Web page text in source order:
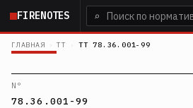
Перейти
основному
FIRENOTES ⌕
ГЛАВНАЯ › ТТ › ТТ 78.36.001-99
N°
78.36.001-99